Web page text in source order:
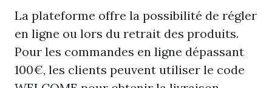
La plateforme offre la possibilité de régler
en ligne ou lors du retrait des produits.
Pour les commandes en ligne dépassant
100€, les clients peuvent utiliser le code